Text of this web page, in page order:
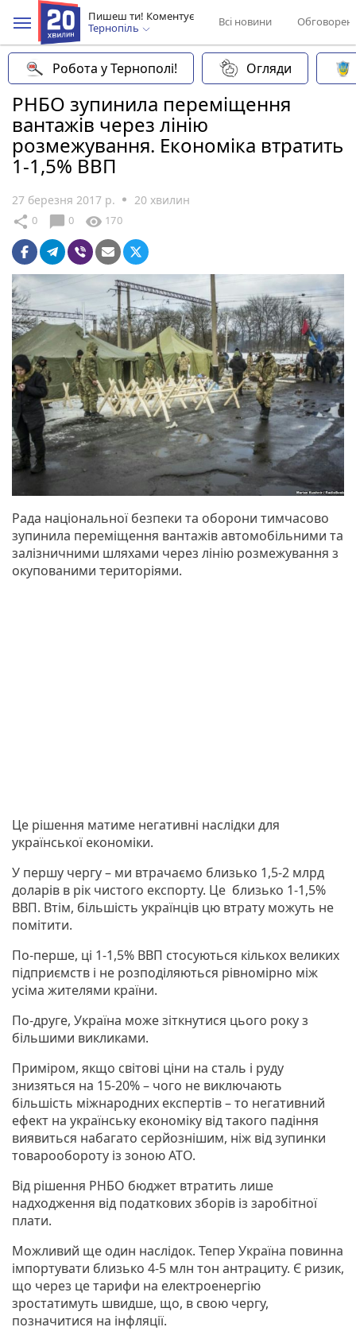
Пишеш ти! Коментує
Тернопіль
Всі новини
Робота у Тернополі! Огляди
РНБО зупинила переміщення
вантажів через лінію
розмежування. Економіка втратить
1-1,5% ВВП
27 березня 2017 р. 20 хвилин
share 0 chat_bubble 0 visibility 170
Рада національної безпеки та оборони тимчасово
зупинила переміщення вантажів автомобільними та
залізничними шляхами через лінію розмежування з
окупованими територіями.
Це рішення матиме негативні наслідки для
української економіки.
У першу чергу – ми втрачаємо близько 1,5-2 млрд
доларів в рік чистого експорту. Це близько 1-1,5%
ВВП. Втім, більшість українців цю втрату можуть не
помітити.
По-перше, ці 1-1,5% ВВП стосуються кількох великих
підприємств і не розподіляються рівномірно між
усіма жителями країни.
По-друге, Україна може зіткнутися цього року з
більшими викликами.
Приміром, якщо світові ціни на сталь і руду
знизяться на 15-20% – чого не виключають
більшість міжнародних експертів – то негативний
ефект на українську економіку від такого падіння
виявиться набагато серйознішим, ніж від зупинки
товарообороту із зоною АТО.
Від рішення РНБО бюджет втратить лише
надходження від податкових зборів із заробітної
плати.
Можливий ще один наслідок. Тепер Україна повинна
імпортувати близько 4-5 млн тон антрациту. Є ризик,
що через це тарифи на електроенергію
зростатимуть швидше, що, в свою чергу,
позначитися на інфляції.